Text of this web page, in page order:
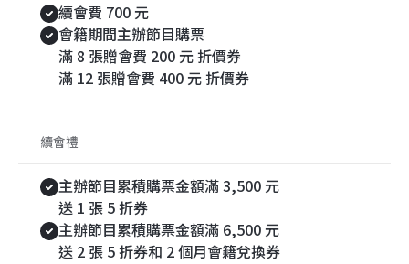
續會費 700 元
會籍期間主辦節目購票
滿 8 張贈會費 200 元 折價券
滿 12 張贈會費 400 元 折價券
續會禮
主辦節目累積購票金額滿 3,500 元
送 1 張 5 折券
主辦節目累積購票金額滿 6,500 元
送 2 張 5 折券和 2 個月會籍兌換券